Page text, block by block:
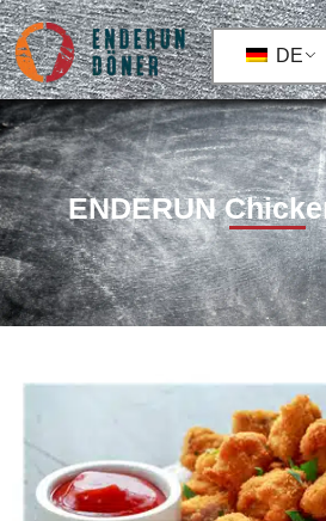
DE
ENDERUN